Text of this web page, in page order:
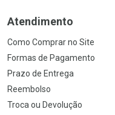
Atendimento
Como Comprar no Site
Formas de Pagamento
Prazo de Entrega
Reembolso
Troca ou Devolução